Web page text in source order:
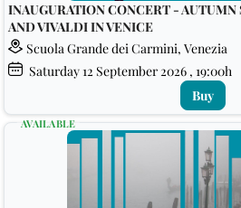
INAUGURATION CONCERT - AUTUMN
AND VIVALDI IN VENICE
Scuola Grande dei Carmini, Venezia
Saturday12 September 2026 , 19:00h
Buy
AVAILABLE